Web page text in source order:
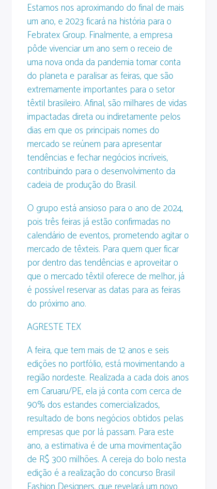
Estamos nos aproximando do final de mais
um ano, e 2023 ficará na história para o
Febratex Group. Finalmente, a empresa
pôde vivenciar um ano sem o receio de
uma nova onda da pandemia tomar conta
do planeta e paralisar as feiras, que são
extremamente importantes para o setor
têxtil brasileiro. Afinal, são milhares de vidas
impactadas direta ou indiretamente pelos
dias em que os principais nomes do
mercado se reúnem para apresentar
tendências e fechar negócios incríveis,
contribuindo para o desenvolvimento da
cadeia de produção do Brasil.
O grupo está ansioso para o ano de 2024,
pois três feiras já estão confirmadas no
calendário de eventos, prometendo agitar o
mercado de têxteis. Para quem quer ficar
por dentro das tendências e aproveitar o
que o mercado têxtil oferece de melhor, já
é possível reservar as datas para as feiras
do próximo ano.
AGRESTE TEX
A feira, que tem mais de 12 anos e seis
edições no portfólio, está movimentando a
região nordeste. Realizada a cada dois anos
em Caruaru/PE, ela já conta com cerca de
90% dos estandes comercializados,
resultado de bons negócios obtidos pelas
empresas que por lá passam. Para este
ano, a estimativa é de uma movimentação
de R$ 300 milhões. A cereja do bolo nesta
edição é a realização do concurso Brasil